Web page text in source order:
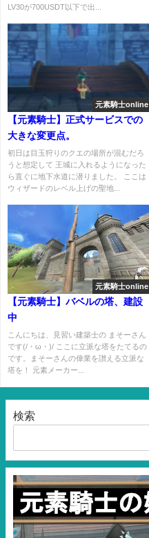
LV30が700USDT以下で出...
元素騎士online
【元素騎士】正式サービスでの
大きな変更点。
初日は目玉狩りのクエの場所が混むだろ
うと想定して 王城に入れるようになった
ら直ぐに地下水道に潜りました。 ここは
ウィザードのレベル上げの聖地...
元素騎士online
【元素騎士】バベルの塔、建設
中
こんにちは、見習い建築士の まそーさん
です(/・ω・)/ ここに立派な塔をたてるの
です。まそーさんの偉業を讃える立派な
塔を！ 元素メーカー...
検索